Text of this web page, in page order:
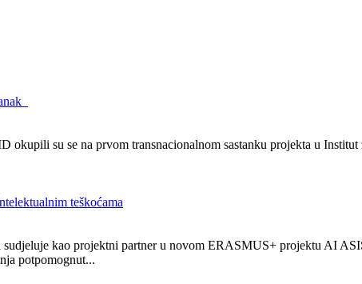
su se na prvom transnacionalnom sastanku projekta u
teškoćama
kao projektni partner u novom ERASMUS+ projektu AI
potpomognut...